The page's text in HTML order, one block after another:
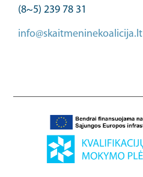
(8~5) 239 78 31
info@skaitmeninekoalicija.lt